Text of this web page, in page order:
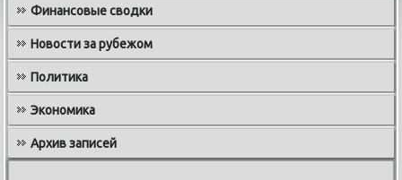
Финансовые сводки
Новости за рубежом
Политика
Экономика
Архив записей